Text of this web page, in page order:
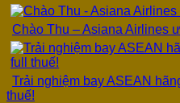
Chào Thu – Asiana Airlines
Trải nghiệm bay ASEAN
thuế!